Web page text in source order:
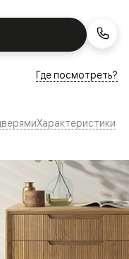
Где посмотреть?
Характеристики